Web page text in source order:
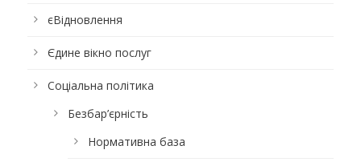
єВідновлення
Єдине вікно послуг
Соціальна політика
Безбар’єрність
Нормативна база